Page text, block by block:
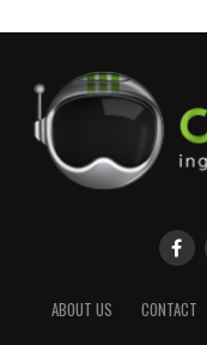
ABOUT US CONTACT